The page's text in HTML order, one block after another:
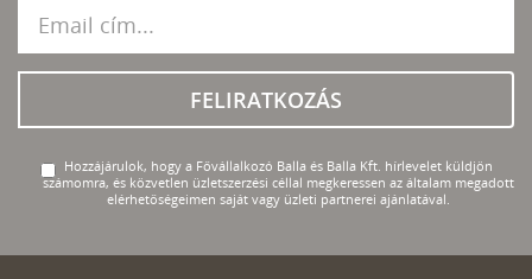
FELIRATKOZÁS
Hozzájárulok, hogy a Fővállalkozó Balla és Balla Kft. hírlevelet küldjön
számomra, és közvetlen üzletszerzési céllal megkeressen az általam megadott
elérhetőségeimen saját vagy üzleti partnerei ajánlatával.